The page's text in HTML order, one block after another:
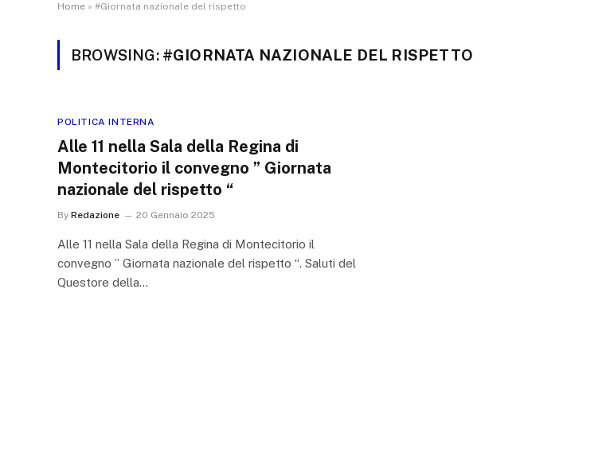
Home » #Giornata nazionale del rispetto
BROWSING: #GIORNATA NAZIONALE DEL RISPETTO
POLITICA INTERNA
Alle 11 nella Sala della Regina di
Montecitorio il convegno ” Giornata
nazionale del rispetto “
By Redazione 20 Gennaio 2025
Alle 11 nella Sala della Regina di Montecitorio il
convegno ” Giornata nazionale del rispetto “. Saluti del
Questore della…